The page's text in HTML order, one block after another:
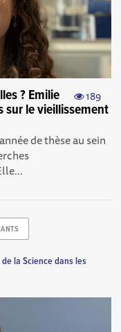
189
? Emilie
sur le vieillissement
de thèse au sein
de la Science dans les